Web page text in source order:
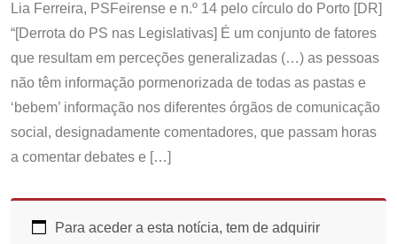
Lia Ferreira, PSFeirense e n.º 14 pelo círculo do Porto [DR]
“[Derrota do PS nas Legislativas] É um conjunto de fatores
que resultam em perceções generalizadas (…) as pessoas
não têm informação pormenorizada de todas as pastas e
‘bebem’ informação nos diferentes órgãos de comunicação
social, designadamente comentadores, que passam horas
a comentar debates e […]
Para aceder a esta notícia, tem de adquirir